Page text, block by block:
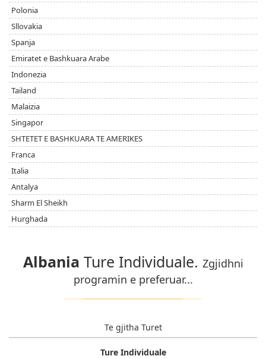
Polonia
Sllovakia
Spanja
Emiratet e Bashkuara Arabe
Indonezia
Tailand
Malaizia
Singapor
SHTETET E BASHKUARA TE AMERIKES
Franca
Italia
Antalya
Sharm El Sheikh
Hurghada
Albania Ture Individuale. Zgjidhni
programin e preferuar...
Te gjitha Turet
Ture Individuale